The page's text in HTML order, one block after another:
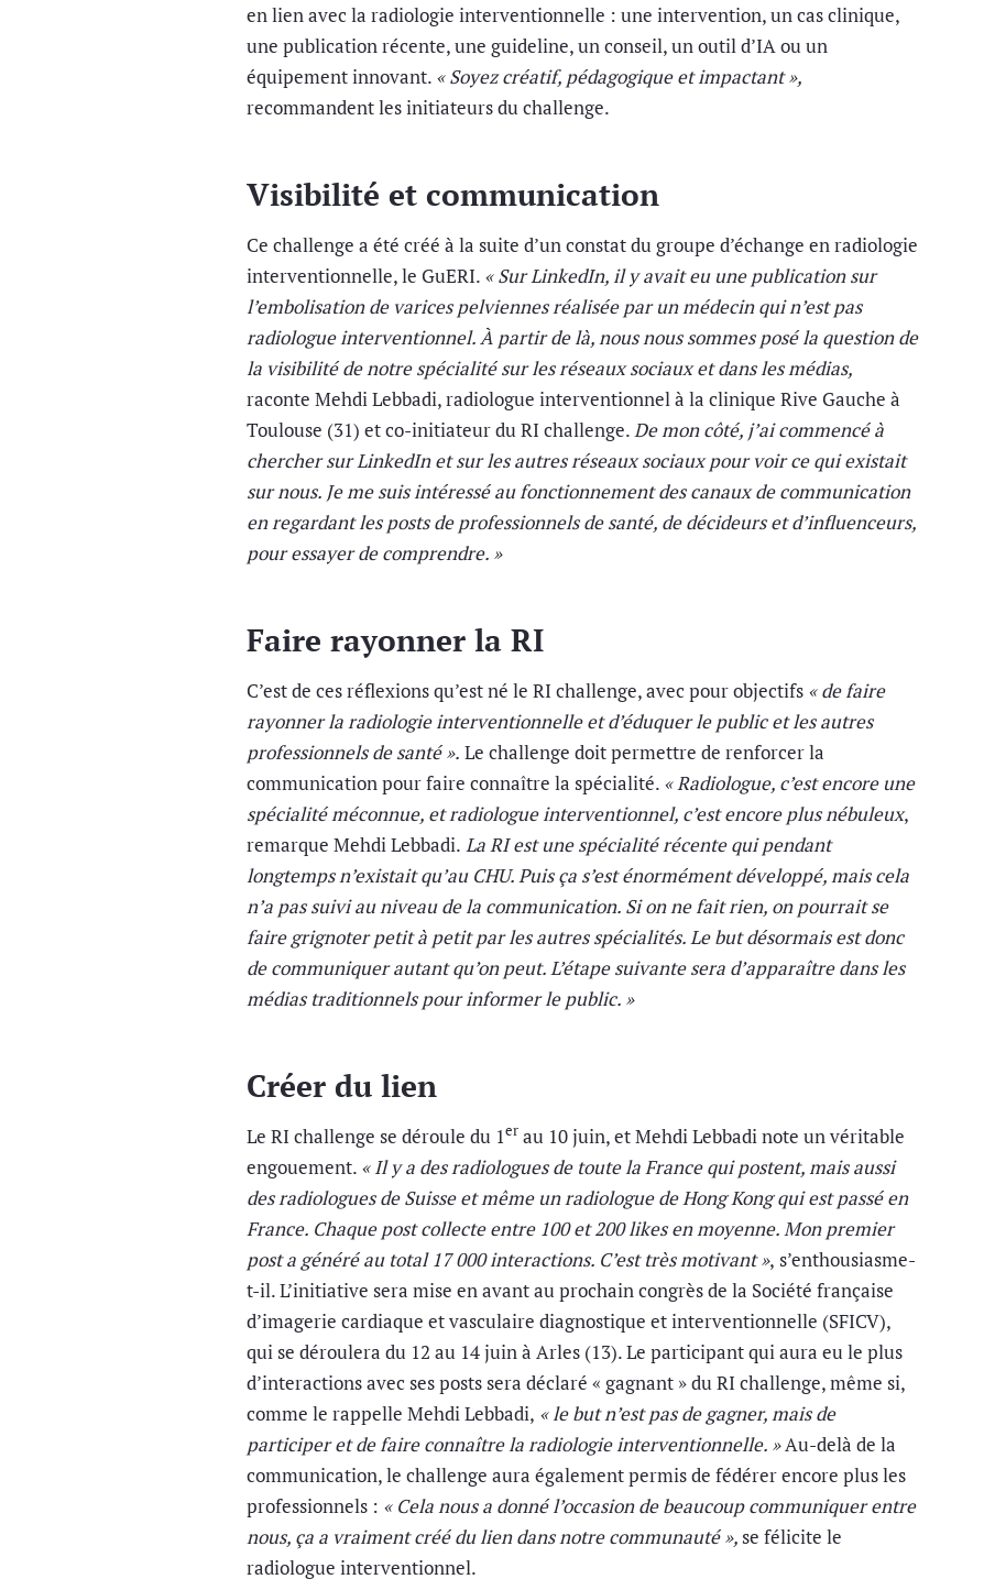
en lien avec la radiologie interventionnelle : une intervention, un cas clinique,
une publication récente, une guideline, un conseil, un outil d’IA ou un
équipement innovant. « Soyez créatif, pédagogique et impactant »,
recommandent les initiateurs du challenge.
Visibilité et communication
Ce challenge a été créé à la suite d’un constat du groupe d’échange en radiologie
interventionnelle, le GuERI. « Sur LinkedIn, il y avait eu une publication sur
l’embolisation de varices pelviennes réalisée par un médecin qui n’est pas
radiologue interventionnel. À partir de là, nous nous sommes posé la question de
la visibilité de notre spécialité sur les réseaux sociaux et dans les médias,
raconte Mehdi Lebbadi, radiologue interventionnel à la clinique Rive Gauche à
Toulouse (31) et co-initiateur du RI challenge.De mon côté, j’ai commencé à
chercher sur LinkedIn et sur les autres réseaux sociaux pour voir ce qui existait
sur nous. Je me suis intéressé au fonctionnement des canaux de communication
en regardant les posts de professionnels de santé, de décideurs et d’influenceurs,
pour essayer de comprendre. »
Faire rayonner la RI
C’est de ces réflexions qu’est né le RI challenge, avec pour objectifs « de faire
rayonner la radiologie interventionnelle et d’éduquer le public et les autres
professionnels de santé ». Le challenge doit permettre de renforcer la
communication pour faire connaître la spécialité. « Radiologue, c’est encore une
spécialité méconnue, et radiologue interventionnel, c’est encore plus nébuleux,
remarque Mehdi Lebbadi. La RI est une spécialité récente qui pendant
longtemps n’existait qu’au CHU. Puis ça s’est énormément développé, mais cela
n’a pas suivi au niveau de la communication. Si on ne fait rien, on pourrait se
faire grignoter petit à petit par les autres spécialités. Le but désormais est donc
de communiquer autant qu’on peut. L’étape suivante sera d’apparaître dans les
médias traditionnels pour informer le public. »
Créer du lien
Le RI challenge se déroule du 1erau 10 juin, et Mehdi Lebbadi note un véritable
engouement. « Il y a des radiologues de toute la France qui postent, mais aussi
des radiologues de Suisse et même un radiologue de Hong Kong qui est passé en
France. Chaque post collecte entre 100 et 200 likes en moyenne. Mon premier
post a généré au total 17 000 interactions. C’est très motivant », s’enthousiasme-
t-il. L’initiative sera mise en avant au prochain congrès de la Société française
d’imagerie cardiaque et vasculaire diagnostique et interventionnelle (SFICV),
qui se déroulera du 12 au 14 juin à Arles (13). Le participant qui aura eu le plus
d’interactions avec ses posts sera déclaré « gagnant » du RI challenge, même si,
comme le rappelle Mehdi Lebbadi, « le but n’est pas de gagner, mais de
participer et de faire connaître la radiologie interventionnelle. »Au-delà de la
communication, le challenge aura également permis de fédérer encore plus les
professionnels : « Cela nous a donné l’occasion de beaucoup communiquer entre
nous, ça a vraiment créé du lien dans notre communauté »,se félicite le
radiologue interventionnel.